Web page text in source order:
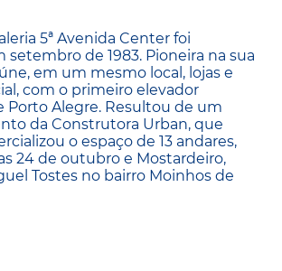
5ª Avenida Center foi
setembro de 1983. Pioneira na sua
em um mesmo local, lojas e
com o primeiro elevador
Porto Alegre. Resultou de um
da Construtora Urban, que
o espaço de 13 andares,
24 de outubro e Mostardeiro,
Tostes no bairro Moinhos de